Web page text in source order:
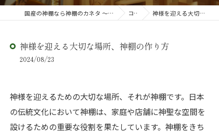
国産の神棚なら神棚のカネタ ～日々のしあわせを感じる物を～ コラム 神様を迎える大切な場所、神棚の作り方
神様を迎える大切な場所、神棚の作り方
2024/08/23
神様を迎えるための大切な場所、それが神棚です。日本
の伝統文化において神棚は、家庭や店舗に神聖な空間を
設けるための重要な役割を果たしています。神棚をきち